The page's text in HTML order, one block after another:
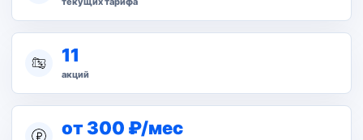
11
акций
от 300 ₽/мес